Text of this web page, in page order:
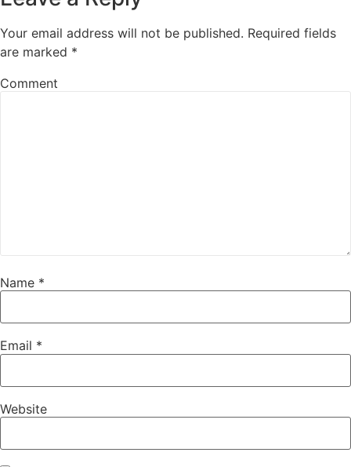
Your email address will not be published. Required fields
are marked *
Comment
Name *
Email *
Website